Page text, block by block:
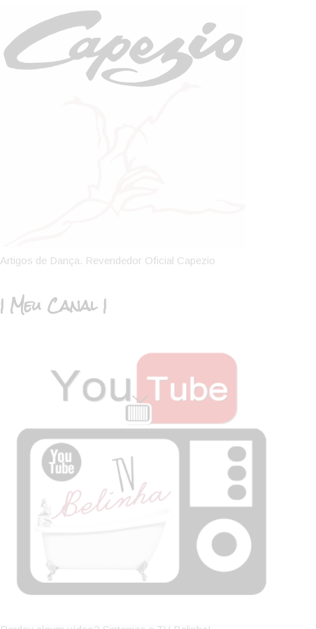
Artigos de Dança. Revendedor Oficial Capezio
| Meu Canal |